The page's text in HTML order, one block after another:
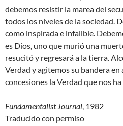
debemos resistir la marea del
todos los niveles de la sociedad.
como inspirada e infalible.
es Dios, uno que murió una
resucitó y regresará a la tierra.
Verdad y agitemos su bandera
concesiones la Verdad que nos
Fundamentalist Journal, 1982
Traducido con permiso